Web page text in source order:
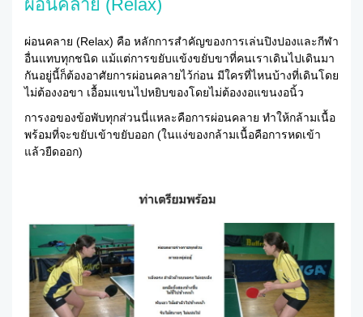
ผ่อนคลาย (Relax)
ผ่อนคลาย (Relax) คือ หลักการสำคัญของการเล่นปิงปองและกีฬา
อื่นแทบทุกชนิด แม้แต่การขยับแข้งขยับขาที่คนเราเดินไปเดินมา
กันอยู่นี้ก็ต้องอาศัยการผ่อนคลายไว้ก่อน มีใครที่ไหนบ้างที่เดินโดย
ไม่ต้องงอขา เอื้อมแขนไปหยิบของโดยไม่ต้องงอแขนงอนิ้ว
การงอของข้อพับทุกส่วนนี่แหละคือการผ่อนคลาย ทำให้กล้ามเนื้อ
พร้อมที่จะขยับเข้าขยับออก (ในแง่ของกล้ามเนื้อคือการหดเข้า
แล้วยืดออก)